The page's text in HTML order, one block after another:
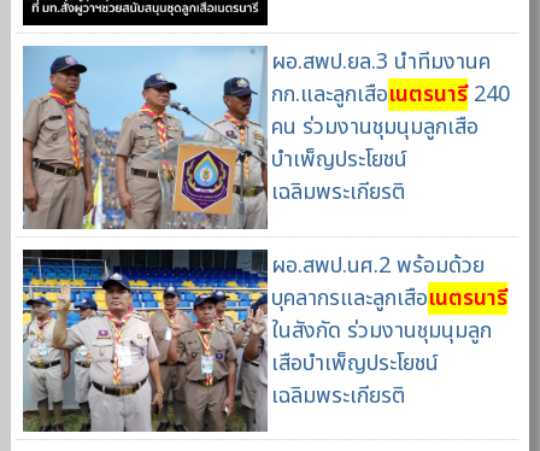
ผอ.สพป.ยล.3 นำทีมงานค
กก.และลูกเสือเนตรนารี240
คน ร่วมงานชุมนุมลูกเสือ
บำเพ็ญประโยชน์
เฉลิมพระเกียรติ
ผอ.สพป.นศ.2 พร้อมด้วย
บุคลากรและลูกเสือเนตรนารี
ในสังกัด ร่วมงานชุมนุมลูก
เสือบำเพ็ญประโยชน์
เฉลิมพระเกียรติ